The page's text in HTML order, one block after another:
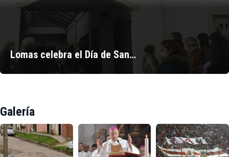
Lomas celebra el Día de San…
Galería